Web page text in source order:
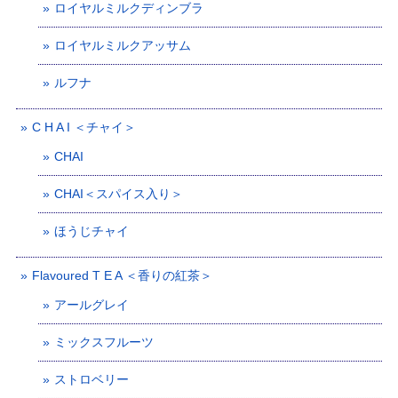
ロイヤルミルクディンブラ
ロイヤルミルクアッサム
ルフナ
C H A I ＜チャイ＞
CHAI
CHAI＜スパイス入り＞
ほうじチャイ
Flavoured T E A ＜香りの紅茶＞
アールグレイ
ミックスフルーツ
ストロベリー